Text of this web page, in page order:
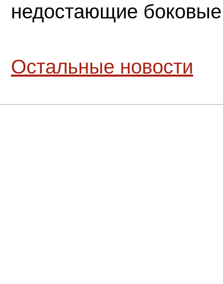
недостающие
Остальные новости